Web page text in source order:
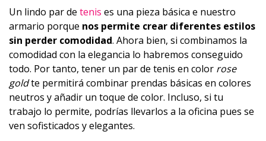
Un lindo par de tenis es una pieza básica e nuestro
armario porque nos permite crear diferentes estilos
sin perder comodidad. Ahora bien, si combinamos la
comodidad con la elegancia lo habremos conseguido
todo. Por tanto, tener un par de tenis en color rose
goldte permitirá combinar prendas básicas en colores
neutros y añadir un toque de color. Incluso, si tu
trabajo lo permite, podrías llevarlos a la oficina pues se
ven sofisticados y elegantes.